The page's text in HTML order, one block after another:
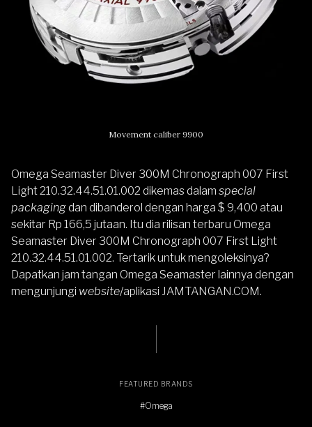
Movement caliber 9900
Omega Seamaster Diver 300M Chronograph 007 First
Light 210.32.44.51.01.002 dikemas dalam special
packagingdan dibanderol dengan harga $ 9,400 atau
sekitar Rp 166,5 jutaan. Itu dia rilisan terbaru Omega
Seamaster Diver 300M Chronograph 007 First Light
210.32.44.51.01.002. Tertarik untuk mengoleksinya?
Dapatkan jam tangan Omega Seamaster lainnya dengan
mengunjungi website/aplikasi JAMTANGAN.COM.
FEATURED BRANDS
#Omega